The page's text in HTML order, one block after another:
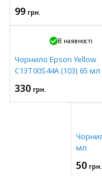
99 грн.
В наявності
Чорнило Epson Yellow
C13T00S44A (103) 65 мл
330 грн.
мл
50 грн.